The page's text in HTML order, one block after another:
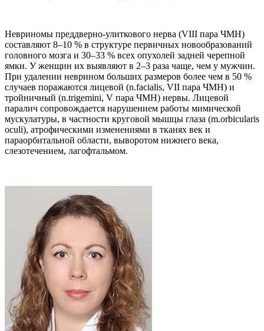
Невриномы преддверно-улиткового нерва (VIII пара ЧМН)
составляют 8–10 % в структуре первичных новообразований
головного мозга и 30–33 % всех опухолей задней черепной
ямки. У женщин их выявляют в 2–3 раза чаще, чем у мужчин.
При удалении неврином больших размеров более чем в 50 %
случаев поражаются лицевой (n.facialis, VII пара ЧМН) и
тройничный (n.trigemini, V пара ЧМН) нервы. Лицевой
паралич сопровождается нарушением работы мимической
мускулатуры, в частности круговой мышцы глаза (m.orbicularis
oculi), атрофическими изменениями в тканях век и
параорбитальной области, выворотом нижнего века,
слезотечением, лагофтальмом.